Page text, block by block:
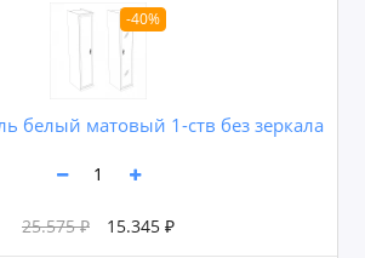
-40%
белый матовый 1-ств без зеркала
25.575 ₽ 15.345 ₽